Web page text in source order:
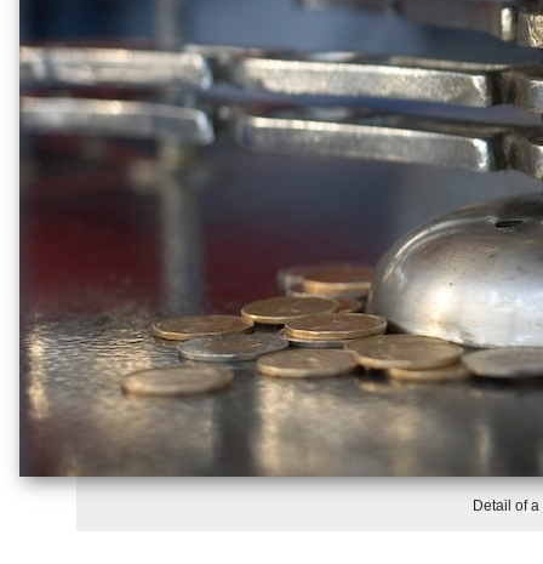
Detail of